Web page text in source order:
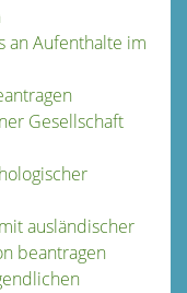
an Aufenthalte im
Gesellschaft
ausländischer
beantragen